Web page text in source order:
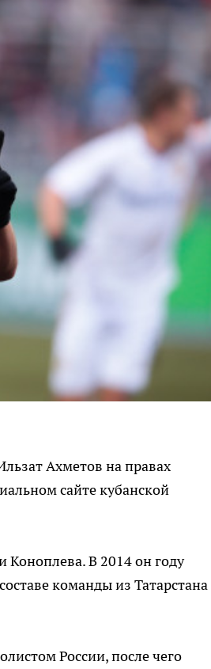
Ахметов на правах
сайте кубанской
В 2014 он году
команды из Татарстана
России, после чего